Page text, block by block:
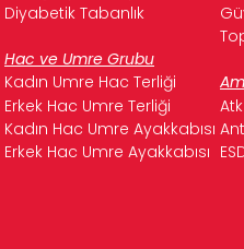
Diyabetik Tabanlık
Hac ve Umre Grubu
Kadın Umre Hac Terliği
Erkek Hac Umre Terliği
Kadın Hac Umre Ayakkabısı
Erkek Hac Umre Ayakkabısı